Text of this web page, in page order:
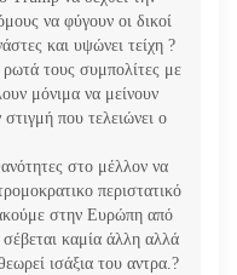
να φύγουν οι δικοί
και υψώνει τείχη ?
τους συμπολίτες με
μόνιμα να μείνουν
που τελειώνει ο
στο μέλλον να
περιστατικό
στην Ευρώπη από
καμία άλλη αλλά
ισάξια του αντρα.?